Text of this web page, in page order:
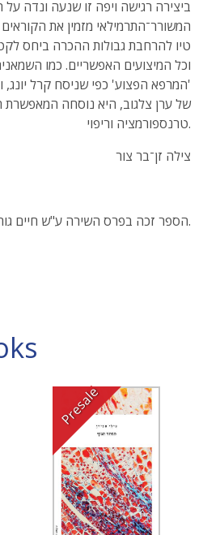
ביצירה רגישה ויפה זו שנעה ונדה על
המשורר־התרמילאי מזמין את
טיו להרחבת גבולות ההכרה ביחס
וכל המיצועים האפשריים. כמו
'המרפא הפצוע' כפי שניסח קרל יונג,
של ערן צלגוב, היא נוסחה המאפשרת
טרנספורמציה וריפוי.
צילה זן־בר צור
הספר זכה בפרס השירה ע"ש חיים גורי לשנת 2026.
Presale